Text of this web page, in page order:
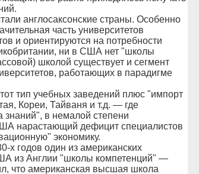
англосаксонские страны. Особенно
часть университетов
и ориентируются на потребности
ни в США нет "школы
школой существует и сегмент
работающих в парадигме
тип учебных заведений плюс "импорт
Кореи, Тайваня и т.д. — где
знаний", в немалой степени
нарастающий дефицит специалистов
экономику.
х годов один из американских
из Англии "школы компетенций" —
что американская высшая школа